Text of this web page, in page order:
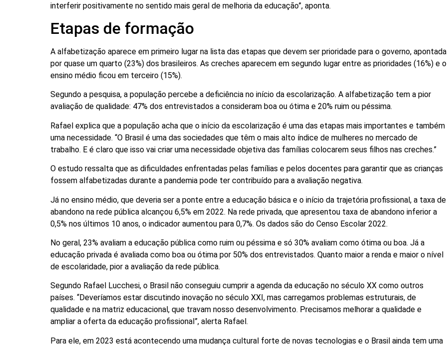
interferir positivamente no sentido mais geral de melhoria da educação”, aponta.
Etapas de formação
A alfabetização aparece em primeiro lugar na lista das etapas que devem ser prioridade para o governo, apontada
por quase um quarto (23%) dos brasileiros. As creches aparecem em segundo lugar entre as prioridades (16%) e o
ensino médio ficou em terceiro (15%).
Segundo a pesquisa, a população percebe a deficiência no início da escolarização. A alfabetização tem a pior
avaliação de qualidade: 47% dos entrevistados a consideram boa ou ótima e 20% ruim ou péssima.
Rafael explica que a população acha que o início da escolarização é uma das etapas mais importantes e também
uma necessidade. “O Brasil é uma das sociedades que têm o mais alto índice de mulheres no mercado de
trabalho. E é claro que isso vai criar uma necessidade objetiva das famílias colocarem seus filhos nas creches.”
O estudo ressalta que as dificuldades enfrentadas pelas famílias e pelos docentes para garantir que as crianças
fossem alfabetizadas durante a pandemia pode ter contribuído para a avaliação negativa.
Já no ensino médio, que deveria ser a ponte entre a educação básica e o início da trajetória profissional, a taxa de
abandono na rede pública alcançou 6,5% em 2022. Na rede privada, que apresentou taxa de abandono inferior a
0,5% nos últimos 10 anos, o indicador aumentou para 0,7%. Os dados são do Censo Escolar 2022.
No geral, 23% avaliam a educação pública como ruim ou péssima e só 30% avaliam como ótima ou boa. Já a
educação privada é avaliada como boa ou ótima por 50% dos entrevistados. Quanto maior a renda e maior o nível
de escolaridade, pior a avaliação da rede pública.
Segundo Rafael Lucchesi, o Brasil não conseguiu cumprir a agenda da educação no século XX como outros
países. “Deveríamos estar discutindo inovação no século XXI, mas carregamos problemas estruturais, de
qualidade e na matriz educacional, que travam nosso desenvolvimento. Precisamos melhorar a qualidade e
ampliar a oferta da educação profissional”, alerta Rafael.
Para ele, em 2023 está acontecendo uma mudança cultural forte de novas tecnologias e o Brasil ainda tem uma